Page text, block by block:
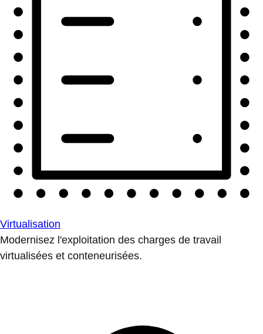
Virtualisation
Modernisez l'exploitation des charges de travail
virtualisées et conteneurisées.